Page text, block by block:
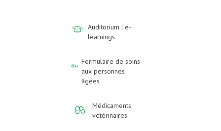
Auditorium | e-
learnings
Formulaire de soins
aux personnes
âgées
Médicaments
vétérinaires